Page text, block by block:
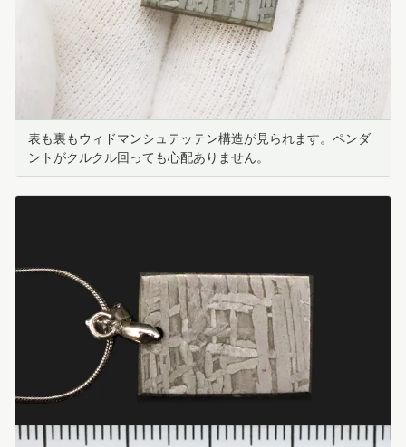
表も裏もウィドマンシュテッテン構造が見られます。ペンダ
ントがクルクル回っても心配ありません。